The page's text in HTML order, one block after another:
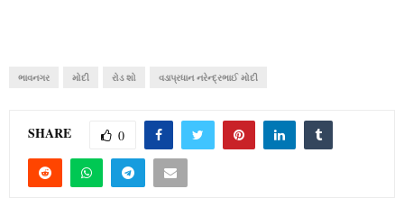
ભાવનગર મોદી રોડ શો વડાપ્રધાન નરેન્દ્રભાઈ મોદી
SHARE 0